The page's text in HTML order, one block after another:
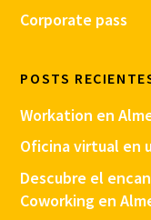
Corporate pass
POSTS
Workation en
Oficina virtual en
Descubre el
Coworking en